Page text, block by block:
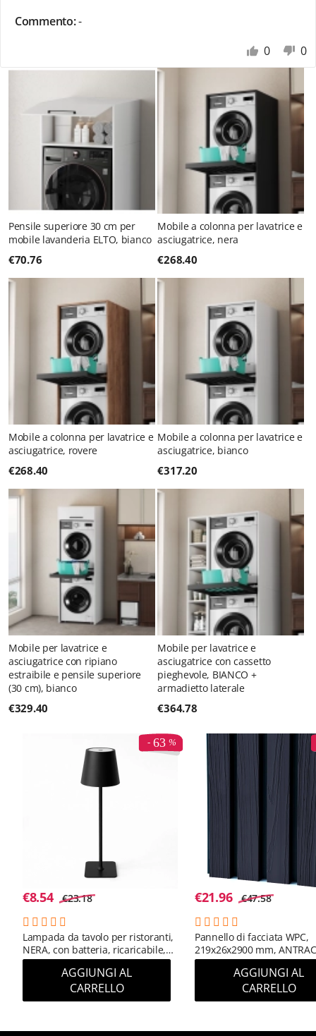
Commento:-
0
0
Pensile superiore 30 cm per
mobile lavanderia ELTO, bianco
€70.76
Mobile a colonna per lavatrice e
asciugatrice, nera
€268.40
Mobile a colonna per lavatrice e
asciugatrice, rovere
€268.40
Mobile a colonna per lavatrice e
asciugatrice, bianco
€317.20
Mobile per lavatrice e
asciugatrice con ripiano
estraibile e pensile superiore
(30 cm), bianco
€329.40
Mobile per lavatrice e
asciugatrice con cassetto
pieghevole, BIANCO +
armadietto laterale
€364.78
63
€8.54 €23.18
Lampada da tavolo per ristoranti,
NERA, con batteria, ricaricabile,
3600 mAh
AGGIUNGI AL
CARRELLO
€21.96 €47.58
Pannello di facciata WPC,
219x26x2900 mm,
(RAL 7016) (0,63 m²)
AGGIUNGI AL
CARRELLO